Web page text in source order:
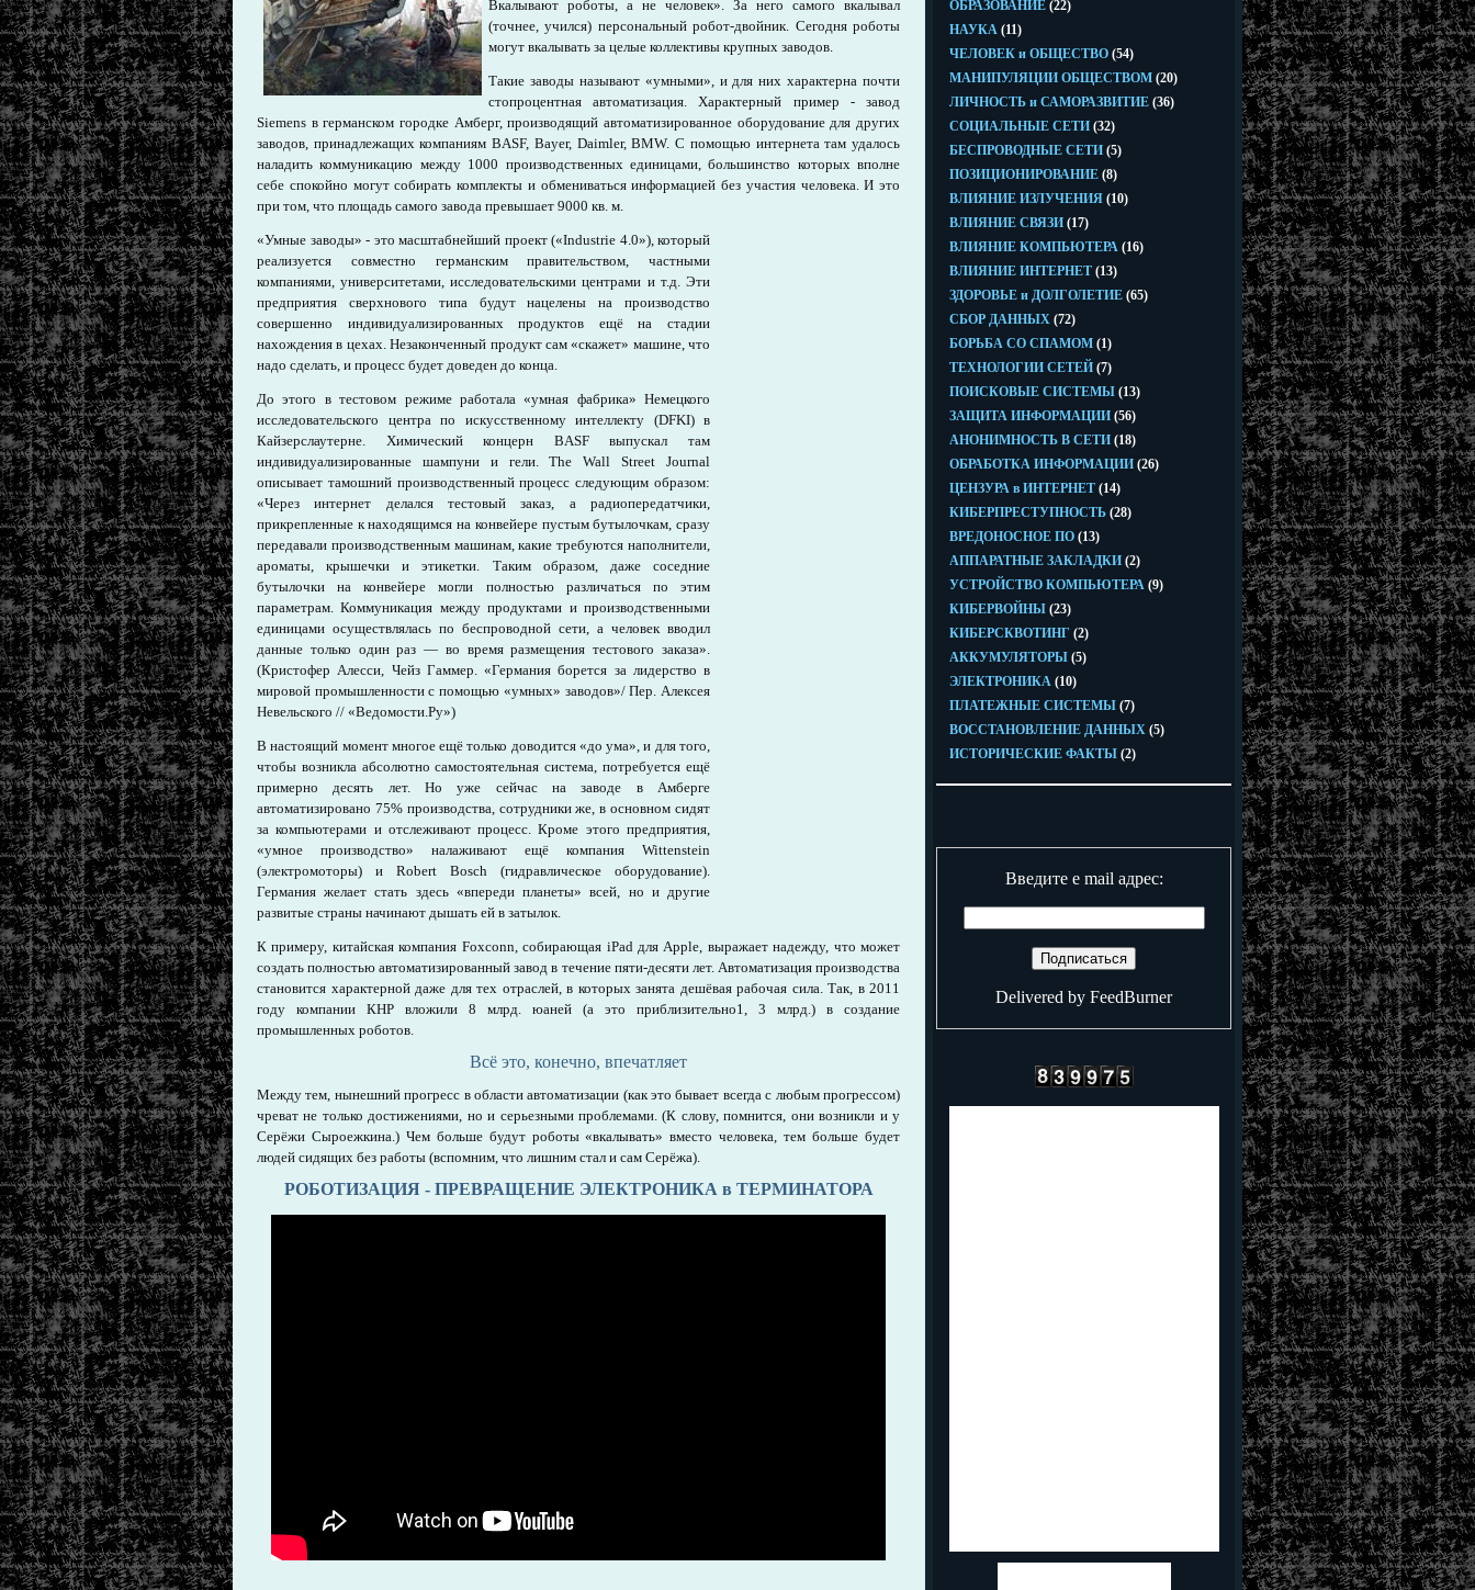
Вкалывают роботы, а не человек». За него самого вкалывал
(точнее, учился) персональный робот-двойник. Сегодня роботы
могут вкалывать за целые коллективы крупных заводов.
Такие заводы называют «умными», и для них характерна почти
стопроцентная автоматизация. Характерный пример - завод
Siemens в германском городке Амберг, производящий автоматизированное оборудование для других
заводов, принадлежащих компаниям BASF, Bayer, Daimler, BMW. С помощью интернета там удалось
наладить коммуникацию между 1000 производственных единицами, большинство которых вполне
себе спокойно могут собирать комплекты и обмениваться информацией без участия человека. И это
при том, что площадь самого завода превышает 9000 кв. м.
«Умные заводы» - это масштабнейший проект («Industrie 4.0»), который
реализуется совместно германским правительством, частными
компаниями, университетами, исследовательскими центрами и т.д. Эти
предприятия сверхнового типа будут нацелены на производство
совершенно индивидуализированных продуктов ещё на стадии
нахождения в цехах. Незаконченный продукт сам «скажет» машине, что
надо сделать, и процесс будет доведен до конца.
До этого в тестовом режиме работала «умная фабрика» Немецкого
исследовательского центра по искусственному интеллекту (DFKI) в
Кайзерслаутерне. Химический концерн BASF выпускал там
индивидуализированные шампуни и гели. The Wall Street Journal
описывает тамошний производственный процесс следующим образом:
«Через интернет делался тестовый заказ, а радиопередатчики,
прикрепленные к находящимся на конвейере пустым бутылочкам, сразу
передавали производственным машинам, какие требуются наполнители,
ароматы, крышечки и этикетки. Таким образом, даже соседние
бутылочки на конвейере могли полностью различаться по этим
параметрам. Коммуникация между продуктами и производственными
единицами осуществлялась по беспроводной сети, а человек вводил
данные только один раз — во время размещения тестового заказа».
(Кристофер Алесси, Чейз Гаммер. «Германия борется за лидерство в
мировой промышленности с помощью «умных» заводов»/ Пер. Алексея
Невельского // «Ведомости.Ру»)
В настоящий момент многое ещё только доводится «до ума», и для того,
чтобы возникла абсолютно самостоятельная система, потребуется ещё
примерно десять лет. Но уже сейчас на заводе в Амберге
автоматизировано 75% производства, сотрудники же, в основном сидят
за компьютерами и отслеживают процесс. Кроме этого предприятия,
«умное производство» налаживают ещё компания Wittenstein
(электромоторы) и Robert Bosch (гидравлическое оборудование).
Германия желает стать здесь «впереди планеты» всей, но и другие
развитые страны начинают дышать ей в затылок.
К примеру, китайская компания Foxconn, собирающая iPad для Apple, выражает надежду, что может
создать полностью автоматизированный завод в течение пяти-десяти лет. Автоматизация производства
становится характерной даже для тех отраслей, в которых занята дешёвая рабочая сила. Так, в 2011
году компании КНР вложили 8 млрд. юаней (а это приблизительно1, 3 млрд.) в создание
промышленных роботов.
Всё это, конечно, впечатляет
Между тем, нынешний прогресс в области автоматизации (как это бывает всегда с любым прогрессом)
чреват не только достижениями, но и серьезными проблемами. (К слову, помнится, они возникли и у
Серёжи Сыроежкина.) Чем больше будут роботы «вкалывать» вместо человека, тем больше будет
людей сидящих без работы (вспомним, что лишним стал и сам Серёжа).
РОБОТИЗАЦИЯ - ПРЕВРАЩЕНИЕ ЭЛЕКТРОНИКА в ТЕРМИНАТОРА